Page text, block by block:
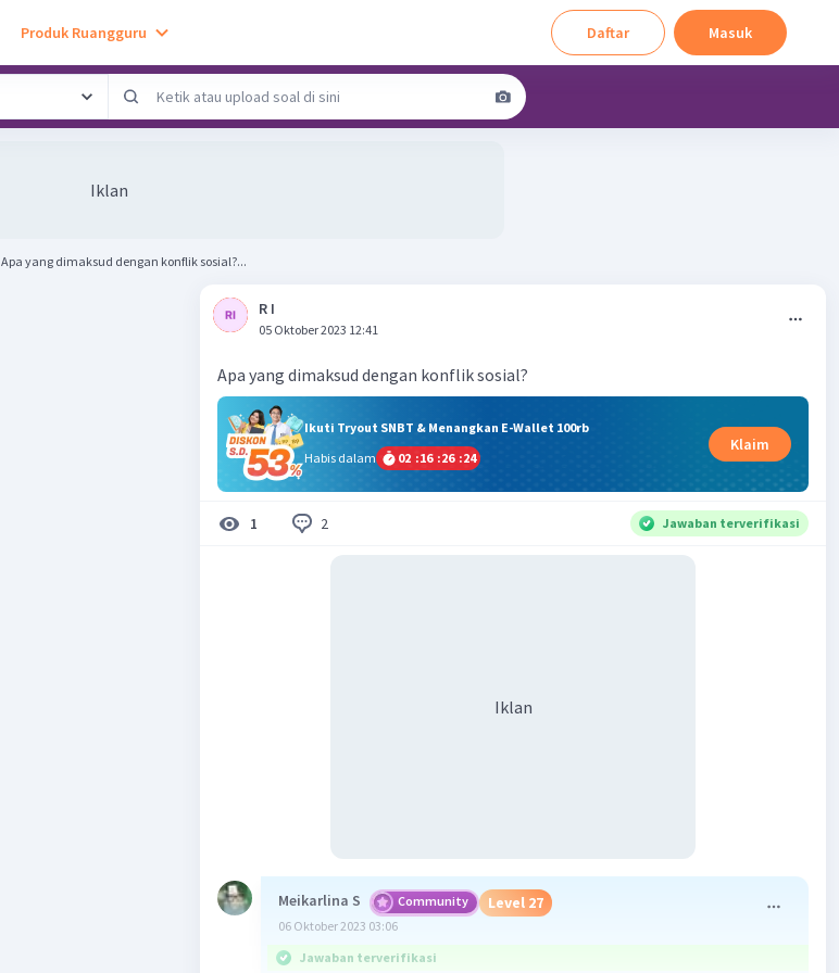
Produk Ruangguru Daftar Masuk
Iklan
Apa yang dimaksud dengan konflik sosial?...
R I
05 Oktober 2023 12:41
Apa yang dimaksud dengan konflik sosial?
Ikuti Tryout SNBT & Menangkan E-Wallet 100rb
Habis dalam
02 :16 :26 :23
Klaim
1 2 Jawaban terverifikasi
Iklan
Meikarlina S Community Level 27
06 Oktober 2023 03:06
Jawaban terverifikasi